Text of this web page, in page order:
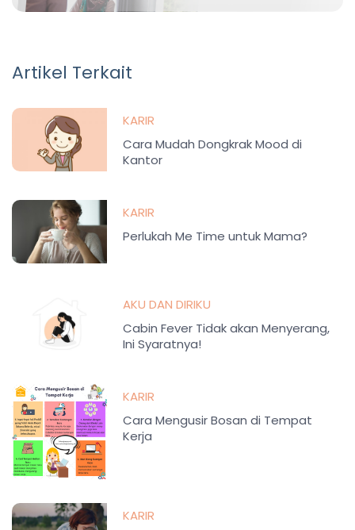
Artikel Terkait
KARIR
Cara Mudah Dongkrak Mood di
Kantor
KARIR
Perlukah Me Time untuk Mama?
AKU DAN DIRIKU
Cabin Fever Tidak akan Menyerang,
Ini Syaratnya!
KARIR
Cara Mengusir Bosan di Tempat
Kerja
KARIR